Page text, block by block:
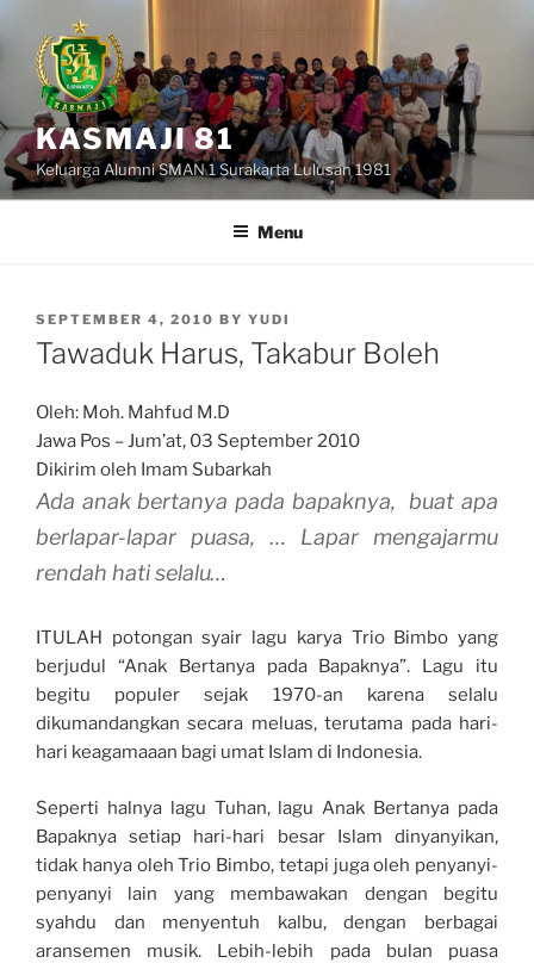
content
KASMAJI 81
Keluarga Alumni SMAN 1 Surakarta Lulusan 1981
Menu
POSTED
ON
SEPTEMBER 4, 2010 BY YUDI
Tawaduk Harus, Takabur Boleh
Oleh: Moh. Mahfud M.D
Jawa Pos – Jum’at, 03 September 2010
Dikirim oleh Imam Subarkah
Ada anak bertanya pada bapaknya, buat apa
berlapar-lapar puasa, … Lapar mengajarmu
rendah hati selalu…
ITULAH potongan syair lagu karya Trio Bimbo yang
berjudul “Anak Bertanya pada Bapaknya”. Lagu itu
begitu populer sejak 1970-an karena selalu
dikumandangkan secara meluas, terutama pada hari-
hari keagamaaan bagi umat Islam di Indonesia.
Seperti halnya lagu Tuhan, lagu Anak Bertanya pada
Bapaknya setiap hari-hari besar Islam dinyanyikan,
tidak hanya oleh Trio Bimbo, tetapi juga oleh penyanyi-
penyanyi lain yang membawakan dengan begitu
syahdu dan menyentuh kalbu, dengan berbagai
aransemen musik. Lebih-lebih pada bulan puasa